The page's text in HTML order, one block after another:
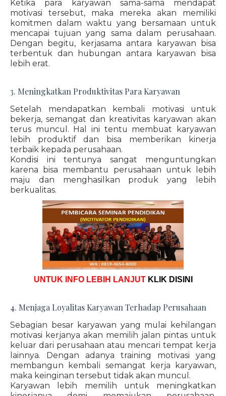
Ketika para karyawan sama-sama mendapat
motivasi tersebut, maka mereka akan memiliki
komitmen dalam waktu yang bersamaan untuk
mencapai tujuan yang sama dalam perusahaan.
Dengan begitu, kerjasama antara karyawan bisa
terbentuk dan hubungan antara karyawan bisa
lebih erat.
3. Meningkatkan Produktivitas Para Karyawan
Setelah mendapatkan kembali motivasi untuk
bekerja, semangat dan kreativitas karyawan akan
terus muncul. Hal ini tentu membuat karyawan
lebih produktif dan bisa memberikan kinerja
terbaik kepada perusahaan.
Kondisi ini tentunya sangat menguntungkan
karena bisa membantu perusahaan untuk lebih
maju dan menghasilkan produk yang lebih
berkualitas.
UNTUK INFO LEBIH LANJUT KLIK DISINI
4. Menjaga Loyalitas Karyawan Terhadap Perusahaan
Sebagian besar karyawan yang mulai kehilangan
motivasi kerjanya akan memilih jalan pintas untuk
keluar dari perusahaan atau mencari tempat kerja
lainnya. Dengan adanya training motivasi yang
membangun kembali semangat kerja karyawan,
maka keinginan tersebut tidak akan muncul.
Karyawan lebih memilih untuk meningkatkan